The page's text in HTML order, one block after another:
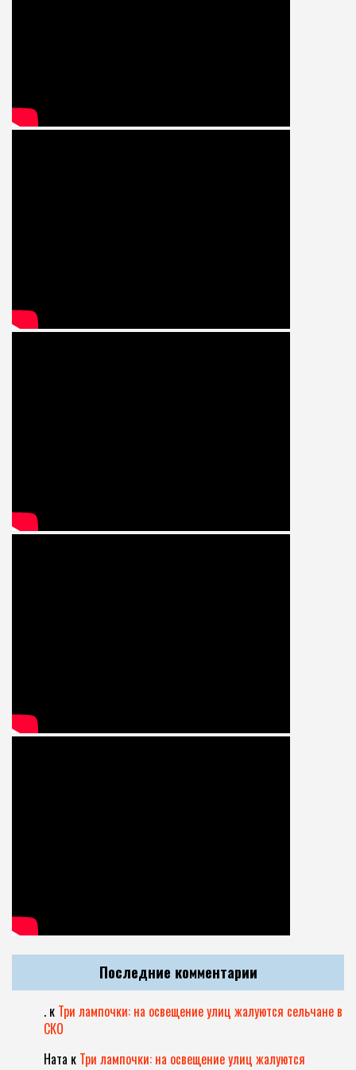
Последние комментарии
. к Три лампочки: на освещение улиц жалуются сельчане в
СКО
Ната к Три лампочки: на освещение улиц жалуются